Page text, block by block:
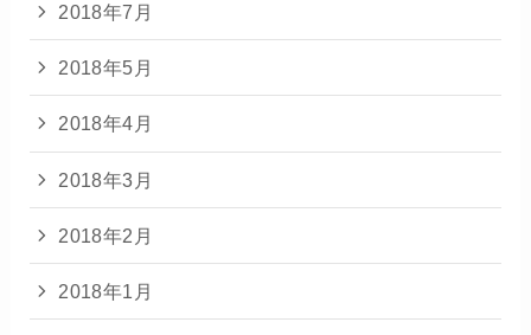
2018年7月
2018年5月
2018年4月
2018年3月
2018年2月
2018年1月